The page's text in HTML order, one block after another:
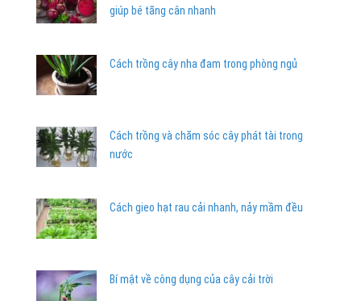
giúp bé tăng cân nhanh
Cách trồng cây nha đam trong phòng ngủ
Cách trồng và chăm sóc cây phát tài trong
nước
Cách gieo hạt rau cải nhanh, nảy mầm đều
Bí mật về công dụng của cây cải trời